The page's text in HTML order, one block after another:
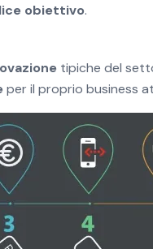
obiettivo.
tipiche del
per il proprio business